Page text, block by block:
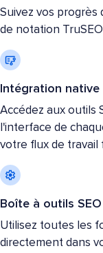
Suivez vos progrès
de notation
Intégration native
Accédez aux outils
l'interface de
votre flux de travail
Boîte à outils
Utilisez toutes les
directement dans